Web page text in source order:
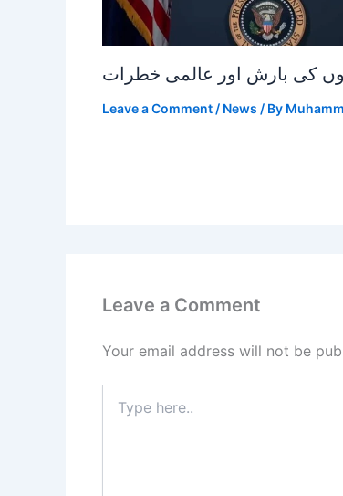
کی بارش اور عالمی خطرات
Leave a Comment / News / By
Leave a Comment
Your email address will not be
here..